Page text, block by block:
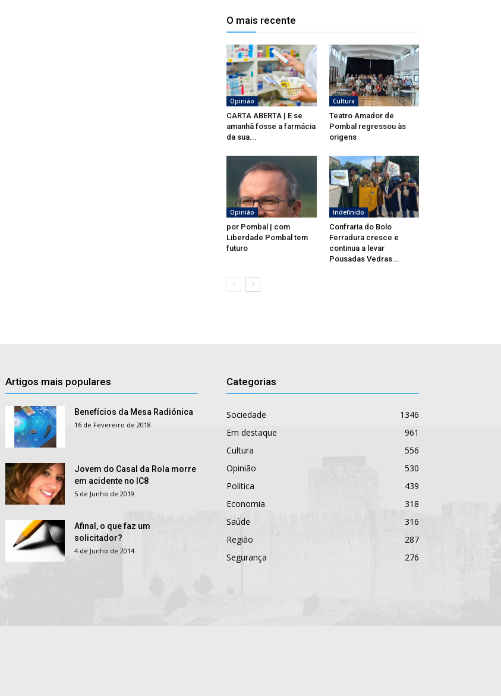
O mais recente
Opinião
CARTA ABERTA | E se
amanhã fosse a farmácia
da sua...
Cultura
Teatro Amador de
Pombal regressou às
origens
Opinião
por Pombal | com
Liberdade Pombal tem
futuro
Indefinido
Confraria do Bolo
Ferradura cresce e
continua a levar
Pousadas Vedras...
Artigos mais populares
Benefícios da Mesa Radiónica
16 de Fevereiro de 2018
Jovem do Casal da Rola morre
em acidente no IC8
5 de Junho de 2019
Afinal, o que faz um
solicitador?
4 de Junho de 2014
Categorias
Sociedade
1346
Em destaque
961
Cultura
556
Opinião
530
Politica
439
Economia
318
Saúde
316
Região
287
Segurança
276